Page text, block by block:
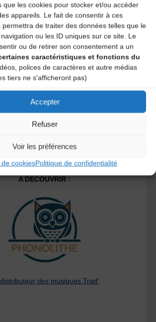
que les cookies pour stocker et/ou accéder
appareils. Le fait de consentir à ces
permettra de traiter des données telles que le
ou les ID uniques sur ce site. Le
ou de retirer son consentement a un
caractéristiques et fonctions du
polices de caractères et autre médias
tiers ne s'afficheront pas)
Accepter
Refuser
Voir les préférences
cookiesPolitique de confidentialité
email, and site URL in my browser for next
pour réduire les indésirables.En
façon dont les données de vos
traitées.
A DECOUVRIR :
des musiques Trad'